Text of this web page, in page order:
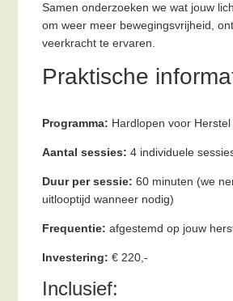
Samen onderzoeken we wat jouw
om weer meer bewegingsvrijheid,
veerkracht te ervaren.
Praktische
Programma: Hardlopen voor Herstel
Aantal sessies: 4 individuele
Duur per sessie: 60 minuten (we
uitlooptijd wanneer nodig)
Frequentie: afgestemd op jouw
Investering: € 220,-
Inclusief: